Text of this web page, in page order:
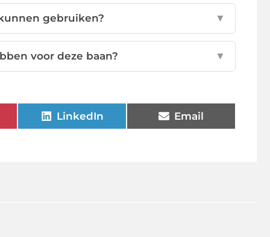
gebruiken? ▼
voor deze baan? ▼
LinkedIn Email